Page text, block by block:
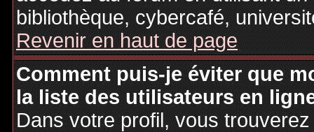
bibliothèque, cybercafé,
Revenir en haut de page
Comment puis-je éviter que
la liste des utilisateurs en
Dans votre profil, vous